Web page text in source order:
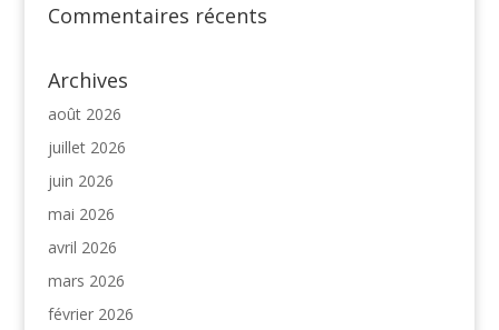
Commentaires récents
Archives
août 2026
juillet 2026
juin 2026
mai 2026
avril 2026
mars 2026
février 2026